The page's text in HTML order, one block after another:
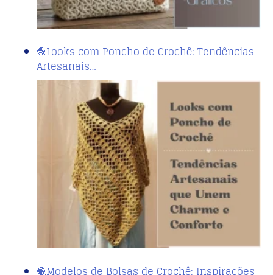
🧶Looks com Poncho de Crochê: Tendências
Artesanais…
🧶Modelos de Bolsas de Crochê: Inspirações